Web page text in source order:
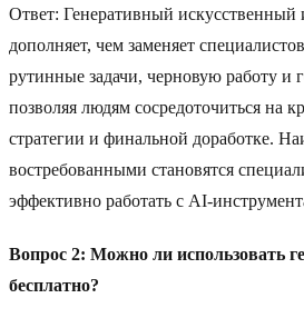
Ответ: Генеративный искусственный
дополняет, чем заменяет
рутинные задачи, черновую работу и
позволяя людям сосредоточиться на
стратегии и финальной доработке.
востребованными становятся
эффективно работать с AI-
Вопрос 2: Можно ли использовать
бесплатно?